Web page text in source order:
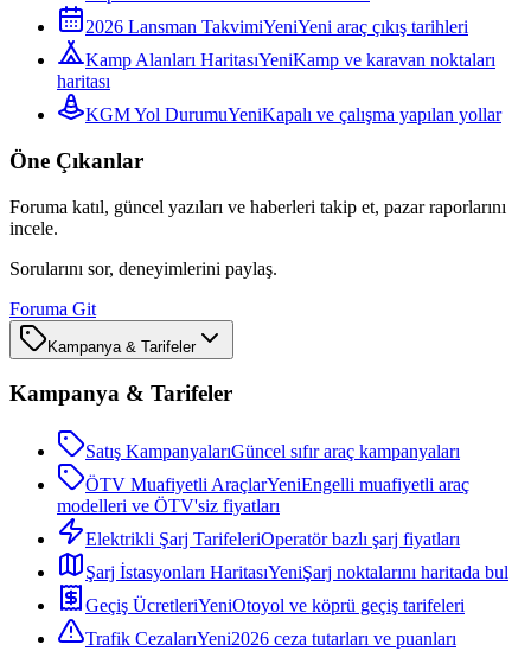
2026 Lansman TakvimiYeniYeni araç çıkış tarihleri
Kamp Alanları HaritasıYeniKamp ve karavan noktaları
haritası
KGM Yol DurumuYeniKapalı ve çalışma yapılan yollar
Öne Çıkanlar
Foruma katıl, güncel yazıları ve haberleri takip et, pazar raporlarını
incele.
Sorularını sor, deneyimlerini paylaş.
Foruma Git
Kampanya & Tarifeler
Kampanya & Tarifeler
Satış KampanyalarıGüncel sıfır araç kampanyaları
ÖTV Muafiyetli AraçlarYeniEngelli muafiyetli araç
modelleri ve ÖTV'siz fiyatları
Elektrikli Şarj TarifeleriOperatör bazlı şarj fiyatları
Şarj İstasyonları HaritasıYeniŞarj noktalarını haritada bul
Geçiş ÜcretleriYeniOtoyol ve köprü geçiş tarifeleri
Trafik CezalarıYeni2026 ceza tutarları ve puanları